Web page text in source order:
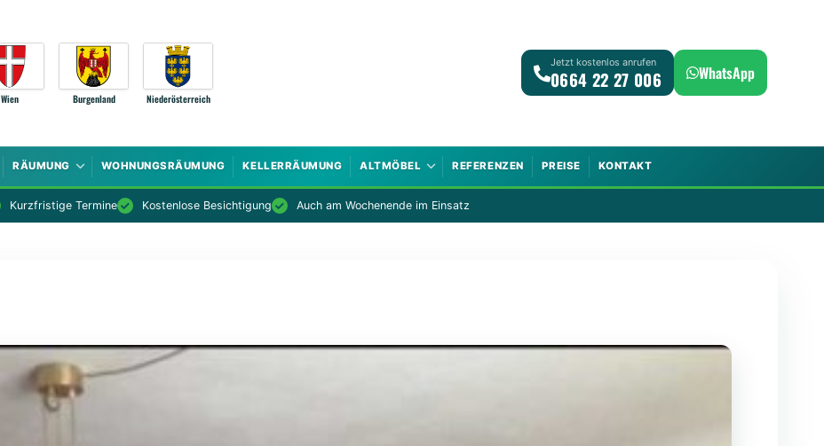
Wien Burgenland Niederösterreich
Jetzt kostenlos anrufen
0664 22 27 006 WhatsApp
RÄUMUNG WOHNUNGSRÄUMUNG KELLERRÄUMUNG ALTMÖBEL REFERENZEN PREISE KONTAKT
Kurzfristige Termine Kostenlose Besichtigung Auch am Wochenende im Einsatz